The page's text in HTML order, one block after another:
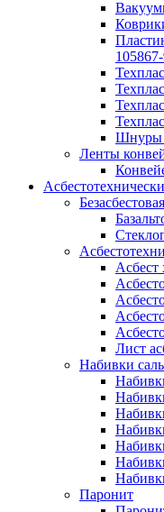
Шнуры
Ленты
Асбест
Лист
Набивки
Паронит